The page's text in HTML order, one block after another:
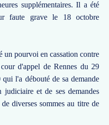
supplémentaires. Il a été
faute grave le 18 octobre
un pourvoi en cassation contre
d'appel de Rennes du 29
l'a débouté de sa demande
judiciaire et de ses demandes
diverses sommes au titre de